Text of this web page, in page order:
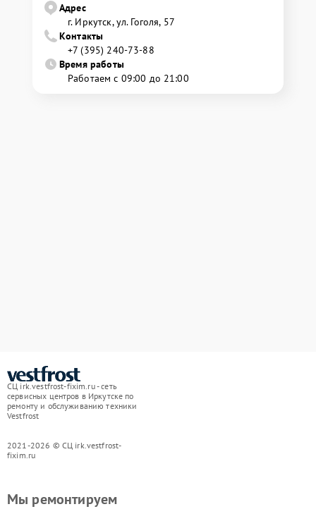
Адрес
г. Иркутск, ул. ​Гоголя, 57
Контакты
+7 (395) 240-73-88
Время работы
Работаем с 09:00 до 21:00
СЦ irk.vestfrost-fixim.ru - сеть
сервисных центров в Иркутске по
ремонту и обслуживанию техники
Vestfrost
2021-2026 © СЦ irk.vestfrost-
fixim.ru
Мы ремонтируем